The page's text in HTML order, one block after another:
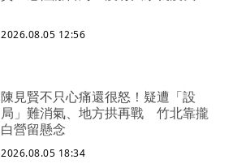
2026.08.05 12:56
陳見賢不只心痛還很怒！疑遭「設
局」難消氣、地方拱再戰 竹北靠攏
白營留懸念
2026.08.05 18:34